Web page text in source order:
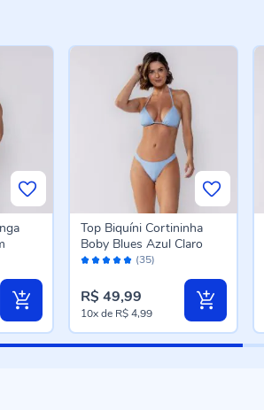
Avaliação: (35)
Top Biquíni Cortininha
Boby Blues Azul Claro
R$ 49,99
10xde R$ 4,99